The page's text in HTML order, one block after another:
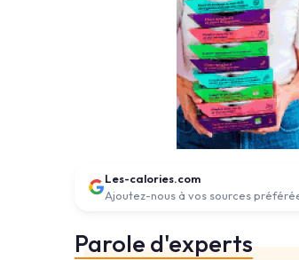
Les-calories.com
Ajoutez-nous à vos sources
Parole d'experts